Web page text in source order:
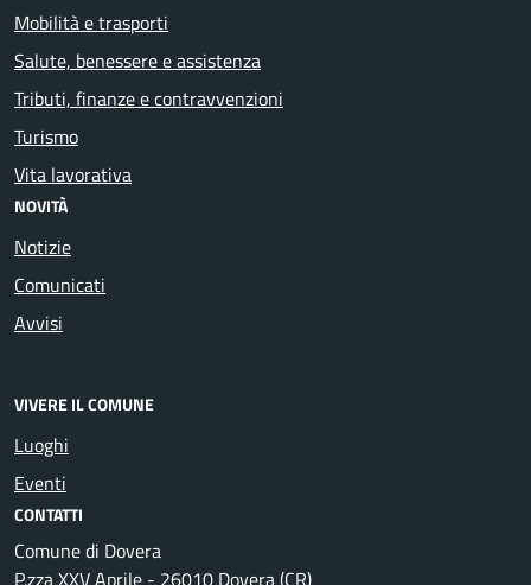
Mobilità e trasporti
Salute, benessere e assistenza
Tributi, finanze e contravvenzioni
Turismo
Vita lavorativa
NOVITÀ
Notizie
Comunicati
Avvisi
VIVERE IL COMUNE
Luoghi
Eventi
CONTATTI
Comune di Dovera
P.zza XXV Aprile - 26010 Dovera (CR)